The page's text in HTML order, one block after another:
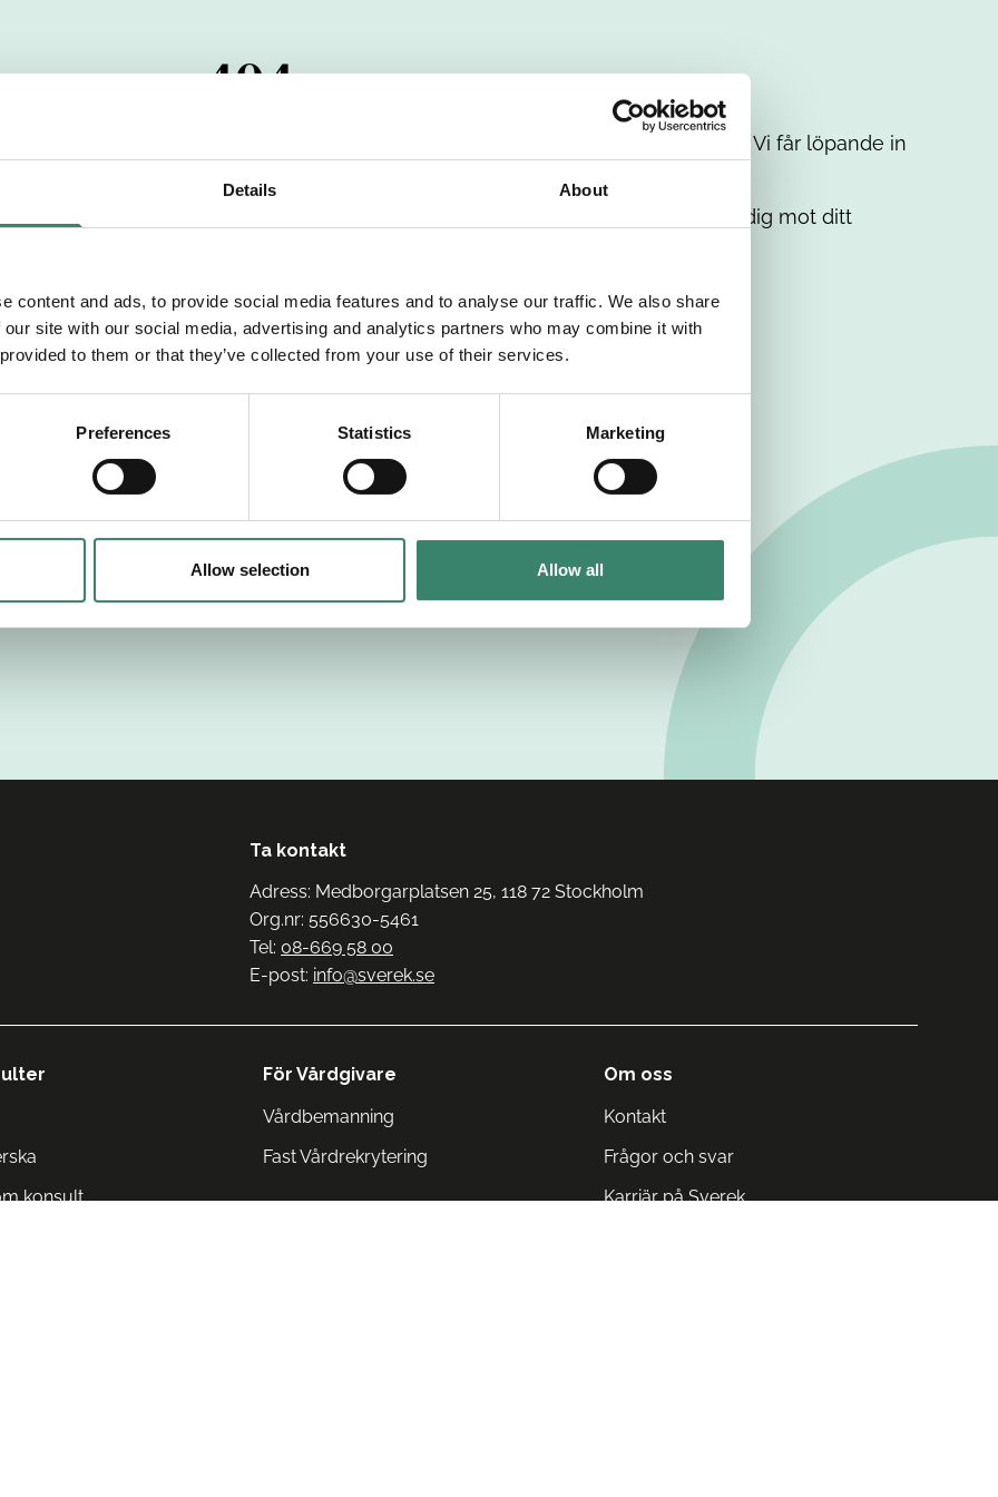
Details About
content and ads, to provide social media features and to analyse our traffic. We also share
site with our social media, advertising and analytics partners who may combine it with
to them or that they’ve collected from your use of their services.
Preferences Statistics Marketing
Allow selection Allow all
404
har passerats. Vi uppskattar verkligen ditt intresse. Misströsta inte. Vi får löpande in
dig med mer information om våra aktuella uppdrag. Tillsammans matchar vi dig mot ditt
Tillbaka till Sverek
Ta kontakt
Adress: Medborgarplatsen 25, 118 72 Stockholm
Org.nr: 556630-5461
Tel: 08-669 58 00
E-post: info@sverek.se
konsult
För Vårdgivare
Vårdbemanning
Fast Vårdrekrytering
Om oss
Kontakt
Frågor och svar
Karriär på Sverek